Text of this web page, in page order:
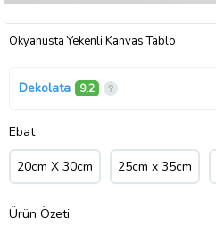
Okyanusta Yekenli Kanvas Tablo
Dekolata 9,2
Ebat
20cm X 30cm 25cm x 35cm
Ürün Özeti